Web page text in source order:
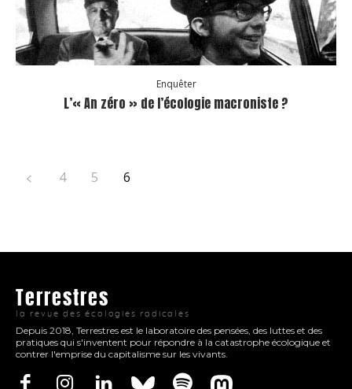
Enquêter
L’« An zéro » de l’écologie macroniste ?
4 5 6
Terrestres
la revue des écologies radicales
Depuis 2018, Terrestres est le laboratoire des pensées, des luttes et des
pratiques qui s'inventent pour répondre à la catastrophe écologique et
contrer l'emprise du capitalisme sur les vivants.